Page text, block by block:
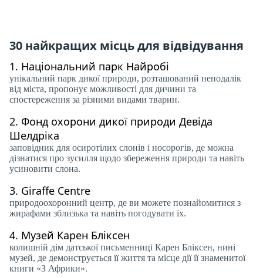
30 найкращих місць для відвідування
1. Національний парк Найробі
унікальний парк дикої природи, розташований неподалік
від міста, пропонує можливості для дичини та
спостереження за різними видами тварин.
2. Фонд охорони дикої природи Девіда
Шелдріка
заповідник для осиротілих слонів і носорогів, де можна
дізнатися про зусилля щодо збереження природи та навіть
усиновити слона.
3. Giraffe Centre
природоохоронний центр, де ви можете познайомитися з
жирафами зблизька та навіть погодувати їх.
4. Музей Карен Бліксен
колишній дім датської письменниці Карен Бліксен, нині
музей, де демонструється її життя та місце дії її знаменитої
книги «З Африки».